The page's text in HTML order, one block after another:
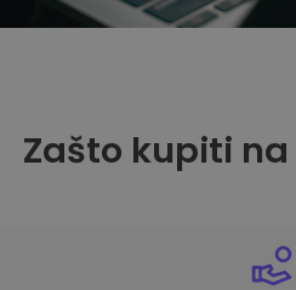
Zašto kupiti na